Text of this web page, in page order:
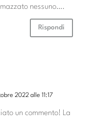
nessuno….
Rispondi
2022 alle 11:17
un commento! La